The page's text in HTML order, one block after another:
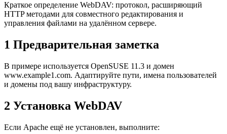
Краткое определение WebDAV: протокол, расширяющий
HTTP методами для совместного редактирования и
управления файлами на удалённом сервере.
1 Предварительная заметка
В примере используется OpenSUSE 11.3 и домен
www.example1.com. Адаптируйте пути, имена пользователей
и домены под вашу инфраструктуру.
2 Установка WebDAV
Если Apache ещё не установлен, выполните: